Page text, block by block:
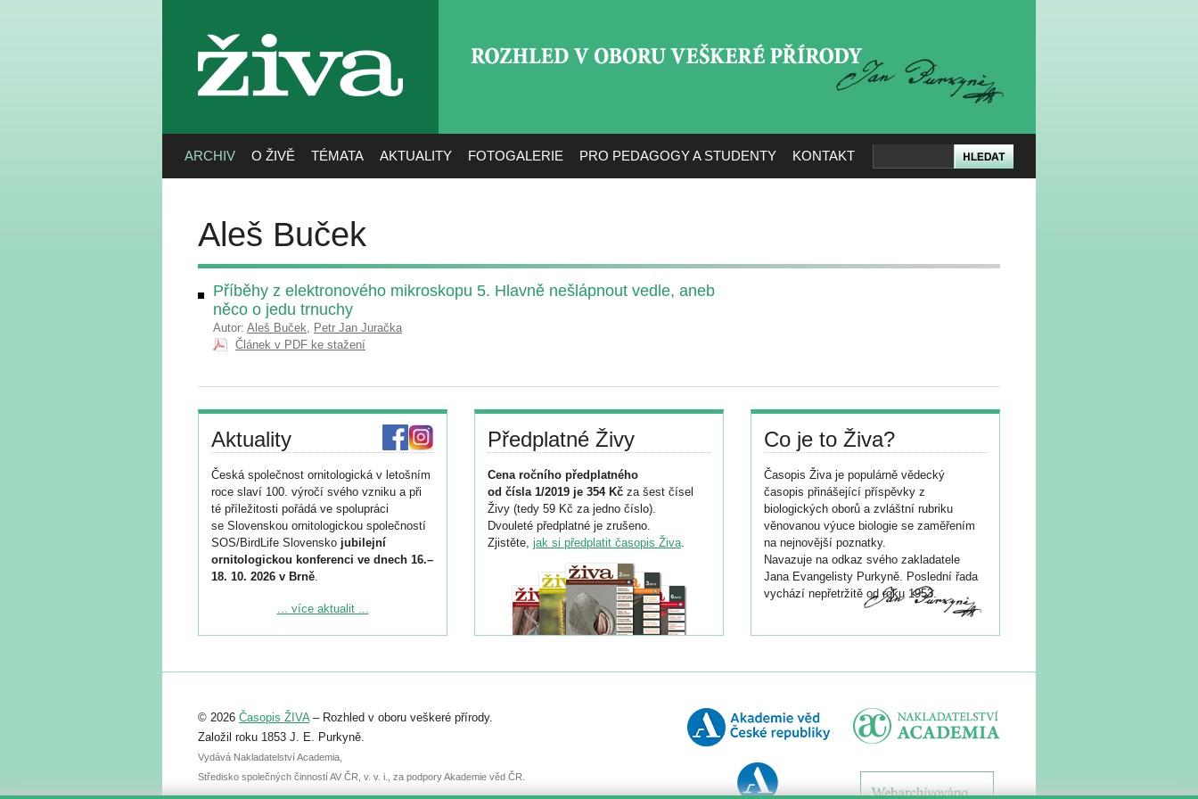
živa
ARCHIV O ŽIVĚ TÉMATA AKTUALITY FOTOGALERIE PRO PEDAGOGY A STUDENTY KONTAKT
Aleš Buček
Příběhy z elektronového mikroskopu 5. Hlavně nešlápnout vedle, aneb
něco o jedu trnuchy
Autor: Aleš Buček, Petr Jan Juračka
Článek v PDF ke stažení
Aktuality
Česká společnost ornitologická v letošním
roce slaví 100. výročí svého vzniku a při
té příležitosti pořádá ve spolupráci
se Slovenskou ornitologickou společností
SOS/BirdLife Slovensko jubilejní
ornitologickou konferenci ve dnech 16.–
18. 10. 2026 v Brně.
Podrobnější informace ke konferenci
Registrovat se můžete do 6. září.
abstraktu přihlášené přednášky nebo
posteru je už 30. června.
... více aktualit ...
Předplatné Živy
Cena ročního předplatného
od čísla 1/2019 je 354 Kč za šest čísel
Živy (tedy 59 Kč za jedno číslo).
Dvouleté předplatné je zrušeno.
Zjistěte, jak si předplatit časopis Živa.
Co je to Živa?
Časopis Živa je populárně vědecký
časopis přinášející příspěvky z
biologických oborů a zvláštní rubriku
věnovanou výuce biologie se zaměřením
na nejnovější poznatky.
Navazuje na odkaz svého zakladatele
Jana Evangelisty Purkyně. Poslední řada
vychází nepřetržitě od roku 1953.
© 2026 Časopis ŽIVA– Rozhled v oboru veškeré přírody.
Založil roku 1853 J. E. Purkyně.
Vydává Nakladatelství Academia,
Středisko společných činností AV ČR, v. v. i., za podpory Akademie věd ČR.